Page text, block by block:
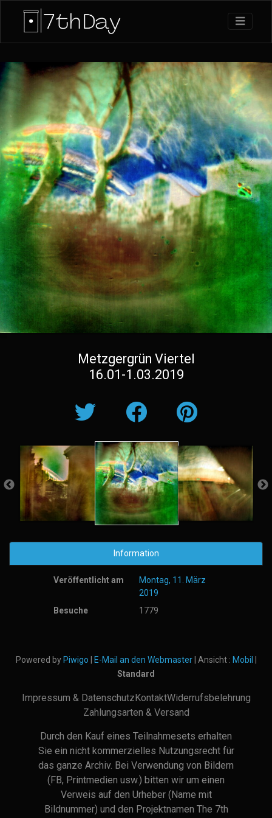
Metzgergrün Viertel
16.01-1.03.2019
Information
Veröffentlicht am
Montag, 11. März
2019
Besuche
1779
Powered by Piwigo E-Mail an den Webmaster| Ansicht : Mobil
Standard
Impressum & DatenschutzKontaktWiderrufsbelehrung
Zahlungsarten & Versand
Durch den Kauf eines Teilnahmesets erhalten
Sie ein nicht kommerzielles Nutzungsrecht für
das ganze Archiv. Bei Verwendung von Bildern
(FB, Printmedien usw.) bitten wir um einen
Verweis auf den Urheber (Name mit
Bildnummer) und den Projektnamen The 7th